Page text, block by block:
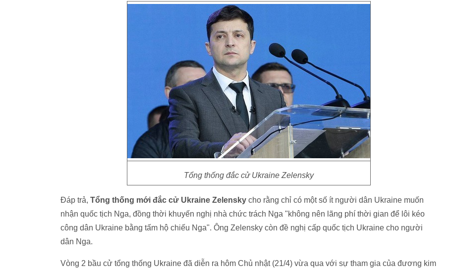
Tổng thống đắc cử Ukraine Zelensky
Đáp trả, Tổng thống mới đắc cử Ukraine Zelensky cho rằng chỉ có một số ít người dân Ukraine muốn
nhận quốc tịch Nga, đồng thời khuyến nghị nhà chức trách Nga "không nên lãng phí thời gian để lôi kéo
công dân Ukraine bằng tấm hộ chiếu Nga". Ông Zelensky còn đề nghị cấp quốc tịch Ukraine cho người
dân Nga.
Vòng 2 bầu cử tổng thống Ukraine đã diễn ra hôm Chủ nhật (21/4) vừa qua với sự tham gia của đương kim